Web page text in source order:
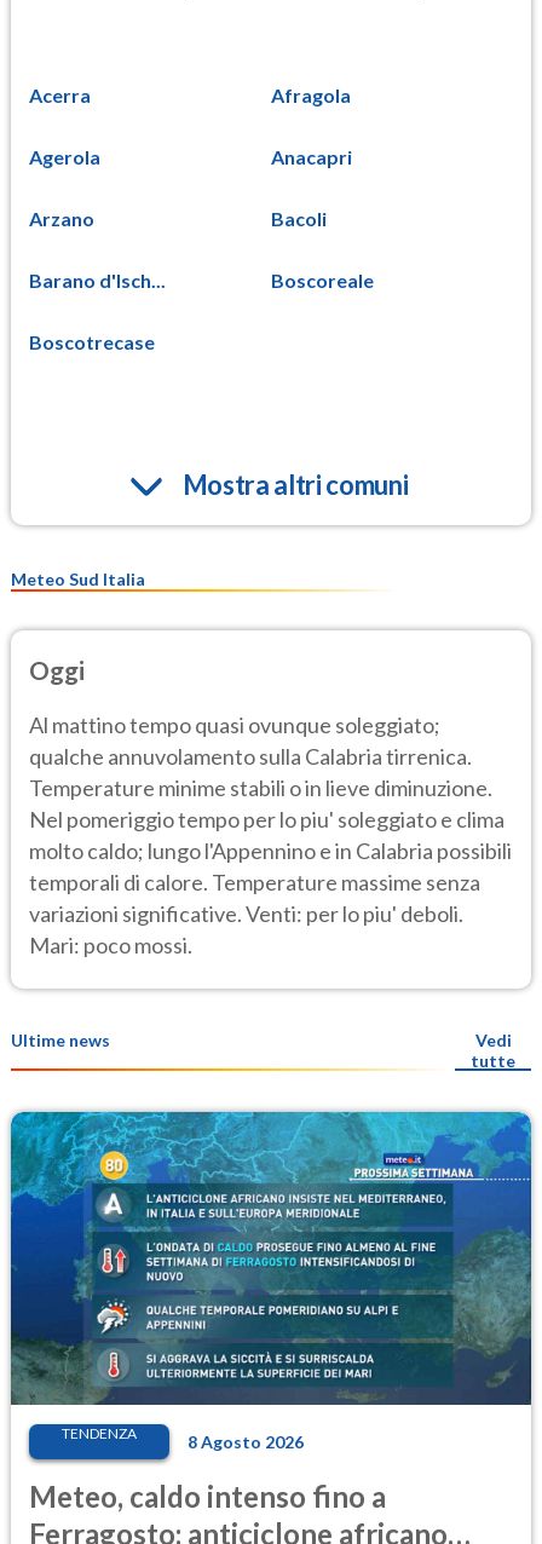
Acerra Afragola
Agerola Anacapri
Arzano Bacoli
Barano d'Isch... Boscoreale
Boscotrecase
Mostra altri comuni
Meteo Sud Italia
Oggi
Al mattino tempo quasi ovunque soleggiato;
qualche annuvolamento sulla Calabria tirrenica.
Temperature minime stabili o in lieve diminuzione.
Nel pomeriggio tempo per lo piu' soleggiato e clima
molto caldo; lungo l'Appennino e in Calabria possibili
temporali di calore. Temperature massime senza
variazioni significative. Venti: per lo piu' deboli.
Mari: poco mossi.
Ultime news
Vedi
tutte
TENDENZA 8 Agosto 2026
Meteo, caldo intenso fino a
Ferragosto: anticiclone africano